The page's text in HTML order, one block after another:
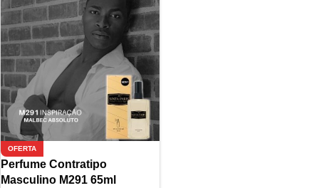
OFERTA
Perfume Contratipo
Masculino M291 65ml